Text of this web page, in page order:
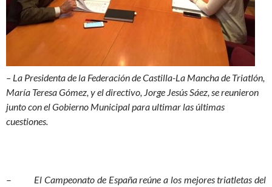
– La Presidenta de la Federación de Castilla-La Mancha de Triatlón,
María Teresa Gómez, y el directivo, Jorge Jesús Sáez, se reunieron
junto con el Gobierno Municipal para ultimar las últimas
cuestiones.
– El Campeonato de España reúne a los mejores triatletas del